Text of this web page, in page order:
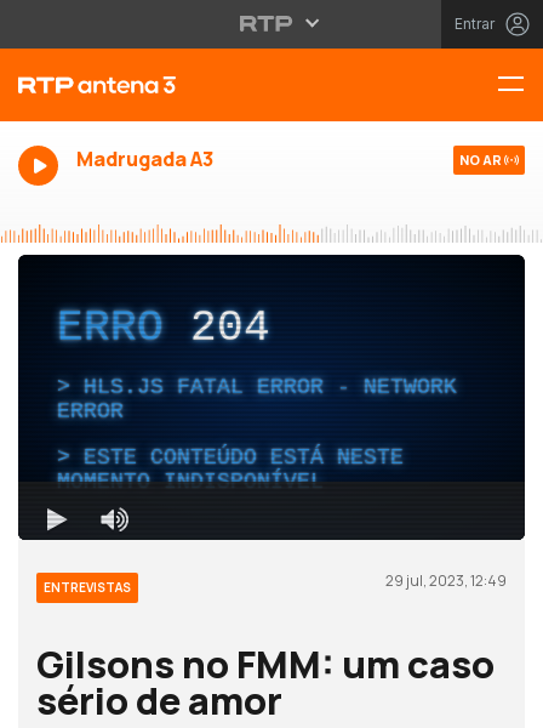
Entrar
Madrugada A3 NO AR
ENTREVISTAS 29 jul, 2023, 12:49
Gilsons no FMM: um caso
sério de amor